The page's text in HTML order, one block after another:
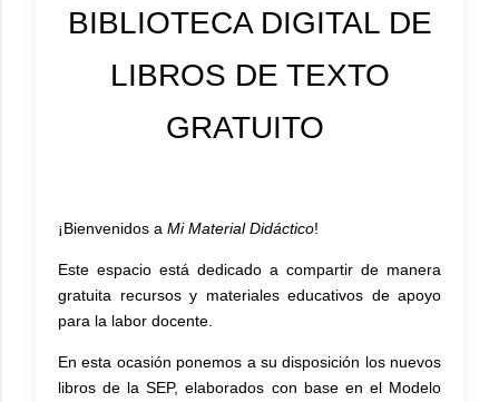
BIBLIOTECA DIGITAL DE
LIBROS DE TEXTO
GRATUITO
¡Bienvenidos a Mi Material Didáctico!
Este espacio está dedicado a compartir de manera
gratuita recursos y materiales educativos de apoyo
para la labor docente.
En esta ocasión ponemos a su disposición los nuevos
libros de la SEP, elaborados con base en el Modelo